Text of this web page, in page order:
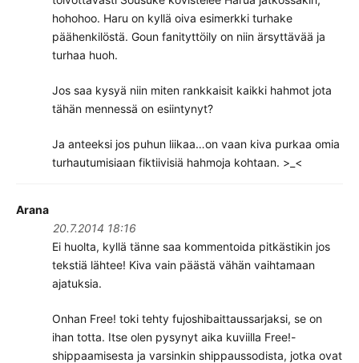
hohohoo. Haru on kyllä oiva esimerkki turhake
päähenkilöstä. Goun fanityttöily on niin ärsyttävää ja
turhaa huoh.
Jos saa kysyä niin miten rankkaisit kaikki hahmot jota
tähän mennessä on esiintynyt?
Ja anteeksi jos puhun liikaa…on vaan kiva purkaa omia
turhautumisiaan fiktiivisiä hahmoja kohtaan. >_<
Arana
20.7.2014 18:16
Ei huolta, kyllä tänne saa kommentoida pitkästikin jos
tekstiä lähtee! Kiva vain päästä vähän vaihtamaan
ajatuksia.
Onhan Free! toki tehty fujoshibaittaussarjaksi, se on
ihan totta. Itse olen pysynyt aika kuviilla Free!-
shippaamisesta ja varsinkin shippaussodista, jotka ovat